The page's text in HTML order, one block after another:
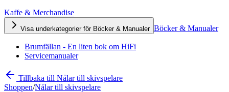
Kaffe & Merchandise
Visa underkategorier för Böcker & Manualer Böcker & Manualer
Brumfällan - En liten bok om HiFi
Servicemanualer
Tillbaka till Nålar till skivspelare
Shoppen/Nålar till skivspelare